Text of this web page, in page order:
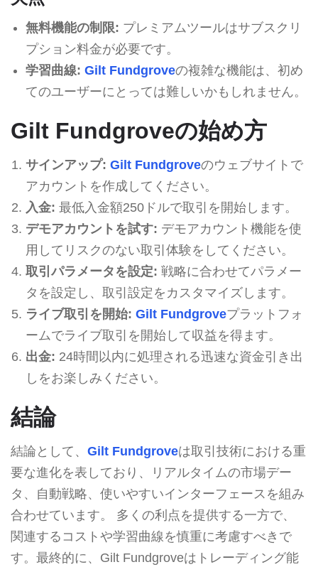
無料機能の制限: プレミアムツールはサブスクリ
プション料金が必要です。
学習曲線: Gilt Fundgroveの複雑な機能は、初め
てのユーザーにとっては難しいかもしれません。
Gilt Fundgroveの始め方
サインアップ: Gilt Fundgroveのウェブサイトで
アカウントを作成してください。
入金: 最低入金額250ドルで取引を開始します。
デモアカウントを試す: デモアカウント機能を使
用してリスクのない取引体験をしてください。
取引パラメータを設定: 戦略に合わせてパラメー
タを設定し、取引設定をカスタマイズします。
ライブ取引を開始: Gilt Fundgroveプラットフォ
ームでライブ取引を開始して収益を得ます。
出金: 24時間以内に処理される迅速な資金引き出
しをお楽しみください。
結論
結論として、 Gilt Fundgroveは取引技術における重
要な進化を表しており、リアルタイムの市場デー
タ、自動戦略、使いやすいインターフェースを組み
合わせています。 多くの利点を提供する一方で、
関連するコストや学習曲線を慎重に考慮すべきで
す。最終的に、Gilt Fundgroveはトレーディング能